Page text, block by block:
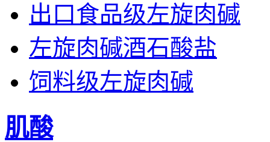
出口食品级左旋肉碱
左旋肉碱酒石酸盐
饲料级左旋肉碱
肌酸